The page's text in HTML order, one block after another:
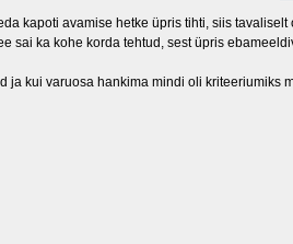
kapoti avamise hetke üpris tihti, siis tavaliselt
sai ka kohe korda tehtud, sest üpris
ja kui varuosa hankima mindi oli kriteeriumiks